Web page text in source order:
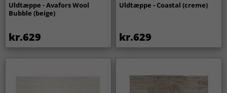
Uldtæppe - Avafors Wool
Bubble (beige)
kr.629
Uldtæppe - Coastal (creme)
kr.629